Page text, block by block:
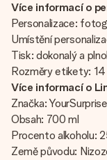
Více informací o
Personalizace:
Umístění
Tisk: dokonalý a
Rozměry etikety:
Více informací o
Značka: YourSurprise
Obsah: 700 ml
Procento alkoholu:
Země původu: